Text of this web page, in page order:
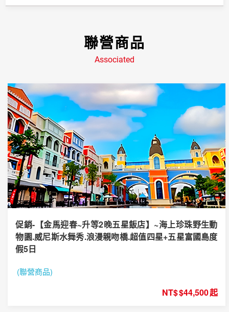
聯營商品
Associated
促銷-【金馬迎春~升等2晚五星飯店】~海上珍珠野生動
物園.威尼斯水舞秀.浪漫親吻橋.超值四星+五星富國島度
假5日
(聯營商品)
$44,500